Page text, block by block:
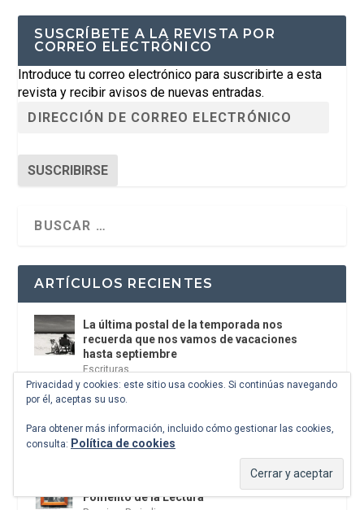
SUSCRÍBETE A LA REVISTA POR
CORREO ELECTRÓNICO
Introduce tu correo electrónico para suscribirte a esta
revista y recibir avisos de nuevas entradas.
SUSCRIBIRSE
ARTÍCULOS RECIENTES
La última postal de la temporada nos
recuerda que nos vamos de vacaciones
hasta septiembre
Escrituras
ocurre entre una pantalla y unos ojos
El antídoto ,Alevosías
ABC Cultural recibe el Premio Liber 2026 al
Fomento de la Lectura
Privacidad y cookies: este sitio usa cookies. Si continúas navegando
por él, aceptas su uso.
Para obtener más información, incluido cómo gestionar las cookies,
consulta: Política de cookies